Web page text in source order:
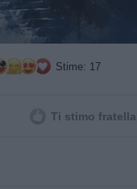
Stime: 17
Ti stimo fratella